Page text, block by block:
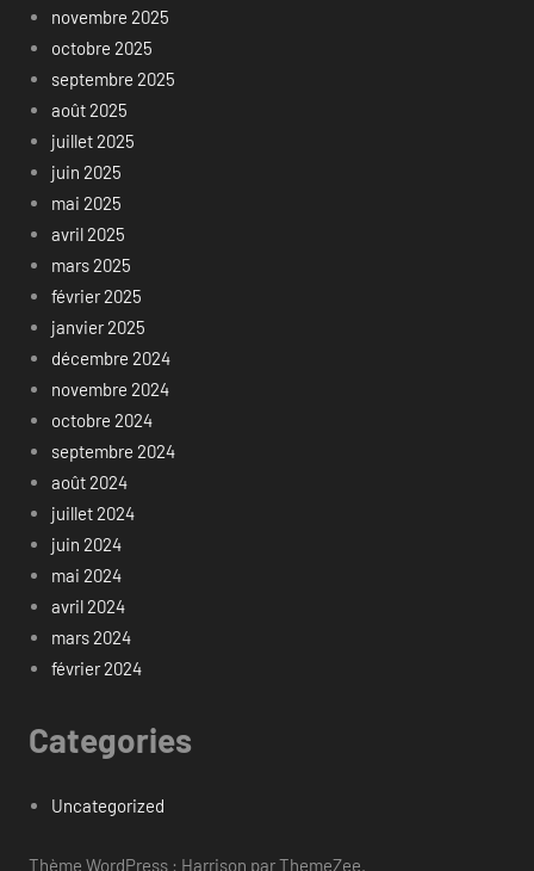
novembre 2025
octobre 2025
septembre 2025
août 2025
juillet 2025
juin 2025
mai 2025
avril 2025
mars 2025
février 2025
janvier 2025
décembre 2024
novembre 2024
octobre 2024
septembre 2024
août 2024
juillet 2024
juin 2024
mai 2024
avril 2024
mars 2024
février 2024
Categories
Uncategorized
Thème WordPress : Harrison par ThemeZee.